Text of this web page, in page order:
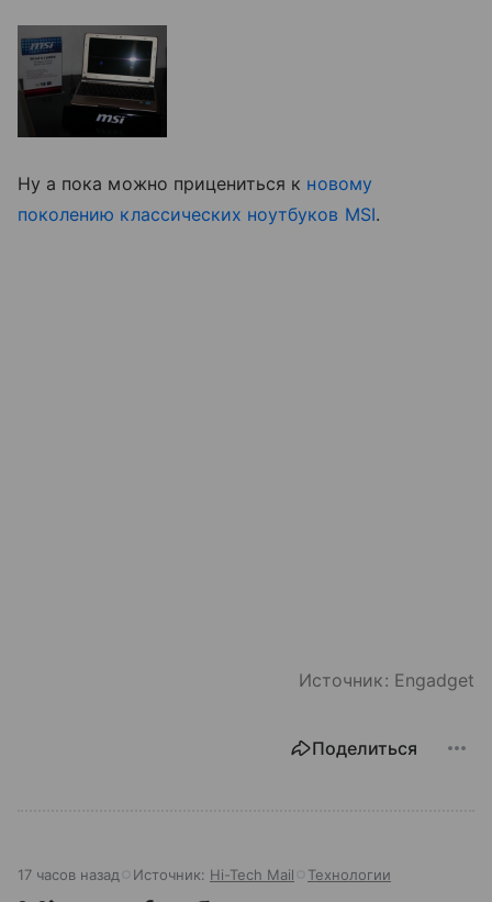
Ну а пока можно прицениться к новому
поколению классических ноутбуков MSI.
Источник: Engadget
Поделиться
17 часов назад Источник: Hi-Tech Mail Технологии